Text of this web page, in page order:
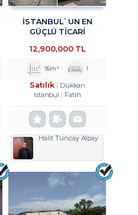
İSTANBUL`UN EN
GÜÇLÜ TICARI
VATAN CADDESI
AVM KARŞISINDA
12,900,000 TL
95m² 1
Satılık
Dükkan
İstanbul
Fatih
Halit Tuncay Alpay